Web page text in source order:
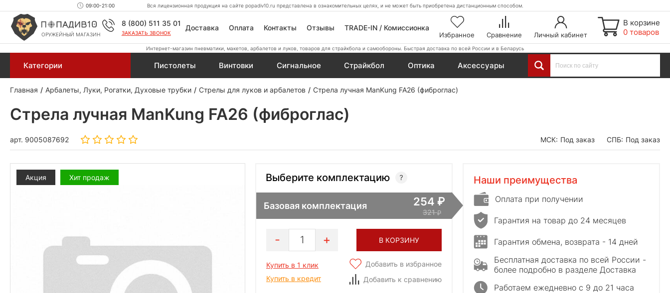
09:00-21:00 Вся лицензионная продукция на сайте popadiv10.ru представлена в ознакомительных целях, и не может быть приобретена дистанционным способом.
ОРУЖЕЙНЫЙ МАГАЗИН
8 (800) 511 35 01
ЗАКАЗАТЬ ЗВОНОК
Доставка Оплата Контакты Отзывы TRADE-IN / Комиссионка
Избранное Сравнение Личный кабинет
В корзине
0 товаров
Интернет-магазин пневматики, макетов, арбалетов и луков, товаров для страйкбола и самообороны. Быстрая доставка по всей России и в Беларусь
Категории Пистолеты Винтовки Сигнальное Страйкбол Оптика Аксессуары
Главная Арбалеты, Луки, Рогатки, Духовые трубки Стрелы для луков и арбалетов Стрела лучная ManKung FA26 (фиброглас)
Стрела лучная ManKung FA26 (фиброглас)
арт. 9005087692 МСК: Под заказ СПБ: Под заказ
Акция Хит продаж Выберите комплектацию
Базовая комплектация 254
321
1 В КОРЗИНУ
Купить в 1 клик
Купить в кредит
Добавить в избранное
Добавить к сравнению
Наши преимущества
Оплата при получении
Гарантия на товар до 24 месяцев
Гарантия обмена, возврата - 14 дней
Бесплатная доставка по всей России -
более подробно в разделе Доставка
Работаем ежедневно с 9 до 21 часа